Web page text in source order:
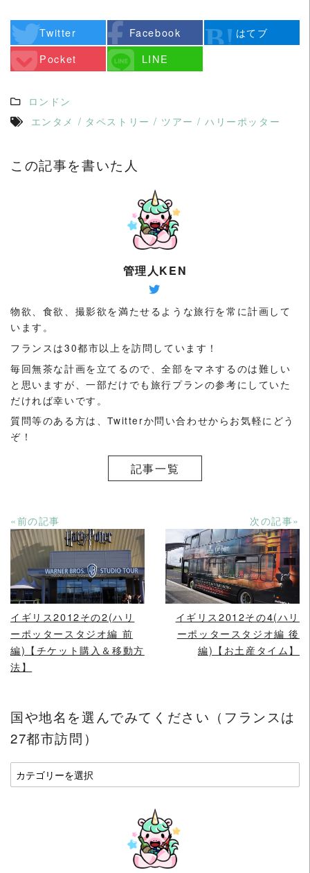
Twitter Facebook
はてブ
Pocket
LINE
ロンドン
エンタメ / タペストリー / ツアー / ハリーポッター
この記事を書いた人
管理人KEN
物欲、食欲、撮影欲を満たせるような旅行を常に計画して
います。
フランスは30都市以上を訪問しています！
毎回無茶な計画を立てるので、全部をマネするのは難しい
と思いますが、一部だけでも旅行プランの参考にしていた
だければ幸いです。
質問等のある方は、Twitterか問い合わせからお気軽にどう
ぞ！
記事一覧
«前の記事
READ MORE
イギリス2012その2(ハリ
ーポッタースタジオ編 前
編)【チケット購入＆移動方
法】
次の記事»
READ MORE
イギリス2012その4(ハリ
ーポッタースタジオ編 後
編)【お土産タイム】
国や地名を選んでみてください（フランスは
27都市訪問）
国
や